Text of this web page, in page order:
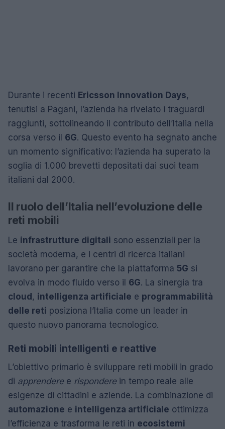
Durante i recenti Ericsson Innovation Days,
tenutisi a Pagani, l’azienda ha rivelato i traguardi
raggiunti, sottolineando il contributo dell’Italia nella
corsa verso il 6G. Questo evento ha segnato anche
un momento significativo: l’azienda ha superato la
soglia di 1.000 brevetti depositati dai suoi team
italiani dal 2000.
Il ruolo dell’Italia nell’evoluzione delle
reti mobili
Le infrastrutture digitali sono essenziali per la
società moderna, e i centri di ricerca italiani
lavorano per garantire che la piattaforma 5G si
evolva in modo fluido verso il 6G. La sinergia tra
cloud , intelligenza artificiale e programmabilità
delle reti posiziona l’Italia come un leader in
questo nuovo panorama tecnologico.
Reti mobili intelligenti e reattive
L’obiettivo primario è sviluppare reti mobili in grado
di apprenderee risponderein tempo reale alle
esigenze di cittadini e aziende. La combinazione di
automazione e intelligenza artificiale ottimizza
l’efficienza e trasforma le reti in ecosistemi